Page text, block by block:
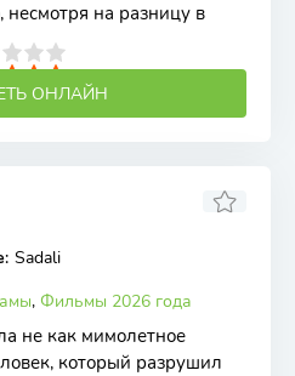
на разницу в
ОНЛАЙН
: Sadali
, Фильмы 2026 года
не как мимолетное
который разрушил